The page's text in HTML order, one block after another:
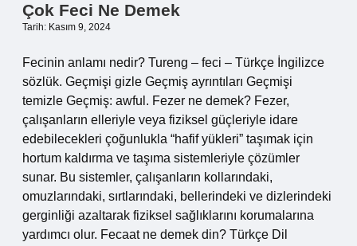
Çok Feci Ne Demek
Tarih: Kasım 9, 2024
Fecinin anlamı nedir? Tureng – feci – Türkçe İngilizce
sözlük. Geçmişi gizle Geçmiş ayrıntıları Geçmişi
temizle Geçmiş: awful. Fezer ne demek? Fezer,
çalışanların elleriyle veya fiziksel güçleriyle idare
edebilecekleri çoğunlukla “hafif yükleri” taşımak için
hortum kaldırma ve taşıma sistemleriyle çözümler
sunar. Bu sistemler, çalışanların kollarındaki,
omuzlarındaki, sırtlarındaki, bellerindeki ve dizlerindeki
gerginliği azaltarak fiziksel sağlıklarını korumalarına
yardımcı olur. Fecaat ne demek din? Türkçe Dil